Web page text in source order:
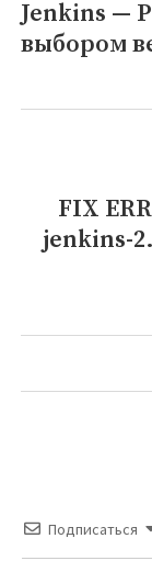
Предыдущая
запись:
Jenkins —
выбором
Следующая
запись:
FIX
jenkins-
Подписаться